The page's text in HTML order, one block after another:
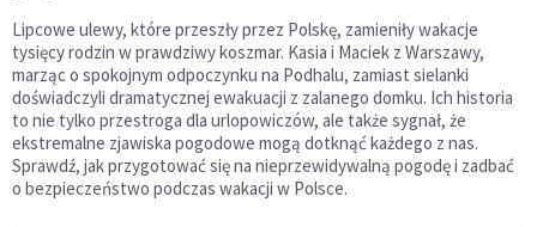
Lipcowe ulewy, które przeszły przez Polskę, zamieniły wakacje
tysięcy rodzin w prawdziwy koszmar. Kasia i Maciek z Warszawy,
marząc o spokojnym odpoczynku na Podhalu, zamiast sielanki
doświadczyli dramatycznej ewakuacji z zalanego domku. Ich historia
to nie tylko przestroga dla urlopowiczów, ale także sygnał, że
ekstremalne zjawiska pogodowe mogą dotknąć każdego z nas.
Sprawdź, jak przygotować się na nieprzewidywalną pogodę i zadbać
o bezpieczeństwo podczas wakacji w Polsce.